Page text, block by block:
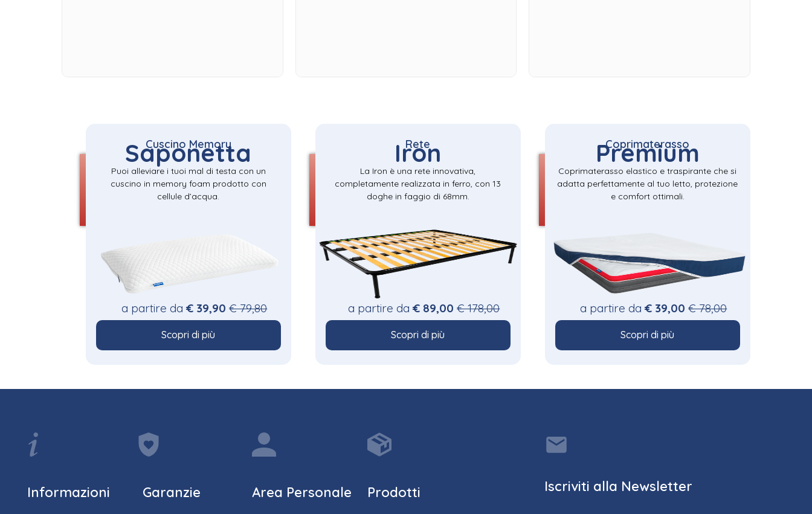
Cuscino Memory
Saponetta
Puoi alleviare i tuoi mal di testa con un
cuscino in memory foam prodotto con
cellule d’acqua.
a partire da€ 39,90 € 79,80
Scopri di più
Rete
Iron
La Iron è una rete innovativa,
completamente realizzata in ferro, con 13
doghe in faggio di 68mm.
a partire da€ 89,00 € 178,00
Scopri di più
Coprimaterasso
Premium
Coprimaterasso elastico e traspirante che si
adatta perfettamente al tuo letto, protezione
e comfort ottimali.
a partire da€ 39,00 € 78,00
Scopri di più
Informazioni Garanzie Area Personale Prodotti Iscriviti alla Newsletter